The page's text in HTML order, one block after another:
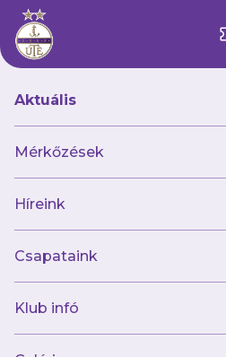
Aktuális
Mérkőzések
Híreink
Csapataink
Klub infó